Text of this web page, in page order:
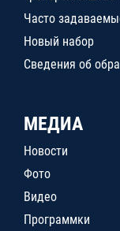
Часто
Новый набор
Сведения об
МЕДИА
Новости
Фото
Видео
Программки